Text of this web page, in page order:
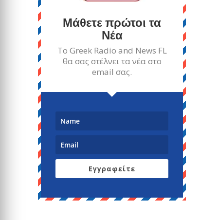
Μάθετε πρώτοι τα
Νέα
Το Greek Radio and News FL
θα σας στέλνει τα νέα στο
email σας.
Εγγραφείτε